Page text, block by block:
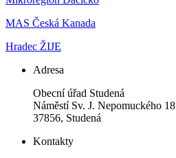
MAS Česká Kanada
Hradec ŽIJE
Adresa
Obecní úřad Studená
Náměstí Sv. J. Nepomuckého 18
37856, Studená
Kontakty